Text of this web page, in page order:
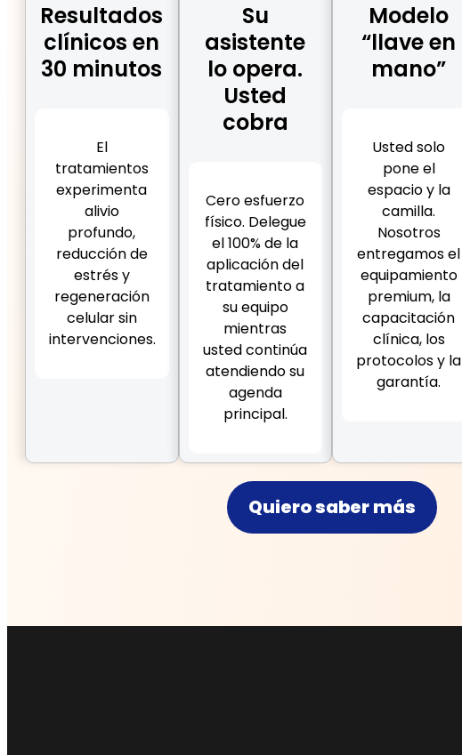
Resultados
clínicos en
30 minutos
El
tratamientos
experimenta
alivio
profundo,
reducción de
estrés y
regeneración
celular sin
intervenciones.
Su
asistente
lo opera.
Usted
cobra
Cero esfuerzo
físico. Delegue
el 100% de la
aplicación del
tratamiento a
su equipo
mientras
usted continúa
atendiendo su
agenda
principal.
Modelo
“llave en
mano”
Usted solo
pone el
espacio y la
camilla.
Nosotros
entregamos el
equipamiento
premium, la
capacitación
clínica, los
protocolos y la
garantía.
Quiero saber más